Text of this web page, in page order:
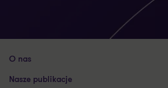
O nas
Nasze publikacje